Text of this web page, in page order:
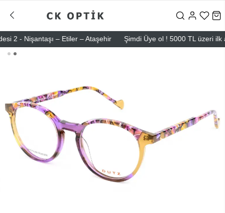
- Nişantaşı – Etiler – Ataşehir Şimdi Üye ol ! 5000 TL üzeri ilk